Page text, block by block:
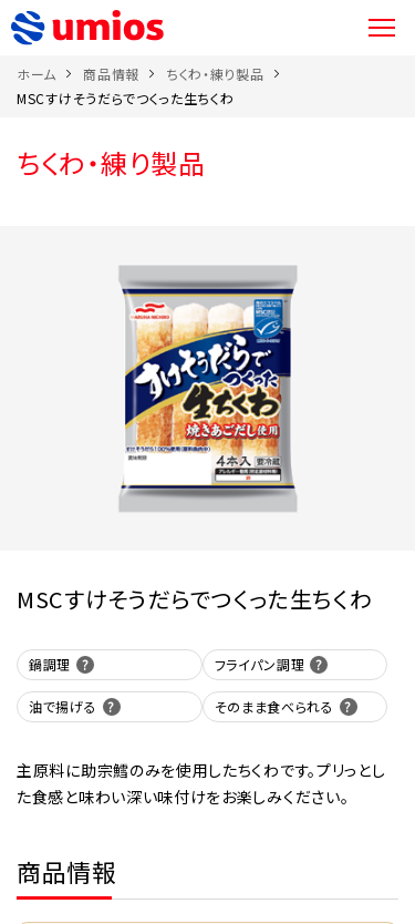
ホーム 商品情報
ちくわ・練り製品
MSCすけそうだらでつくった生ちくわ
ちくわ・練り製品
MSCすけそうだらでつくった生ちくわ
鍋調理 フライパン調理
油で揚げる そのまま食べられる
主原料に助宗鱈のみを使用したちくわです。プリっとし
た食感と味わい深い味付けをお楽しみください。
商品情報